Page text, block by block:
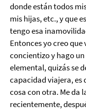
donde están todos
mis hijas, etc., y que
tengo esa
Entonces yo creo que
concientizo y hago
elemental, quizás se
capacidad viajera, es
cosa con otra. Me da
recientemente,